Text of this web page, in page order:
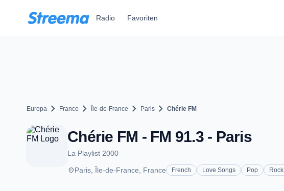
Radio Favoriten
Europa chevron_right France chevron_right Île-de-France chevron_right Paris chevron_right Chérie FM
Chérie FM - FM 91.3 - Paris
La Playlist 2000
placeParis, Île-de-France, France French Love Songs Pop Rock